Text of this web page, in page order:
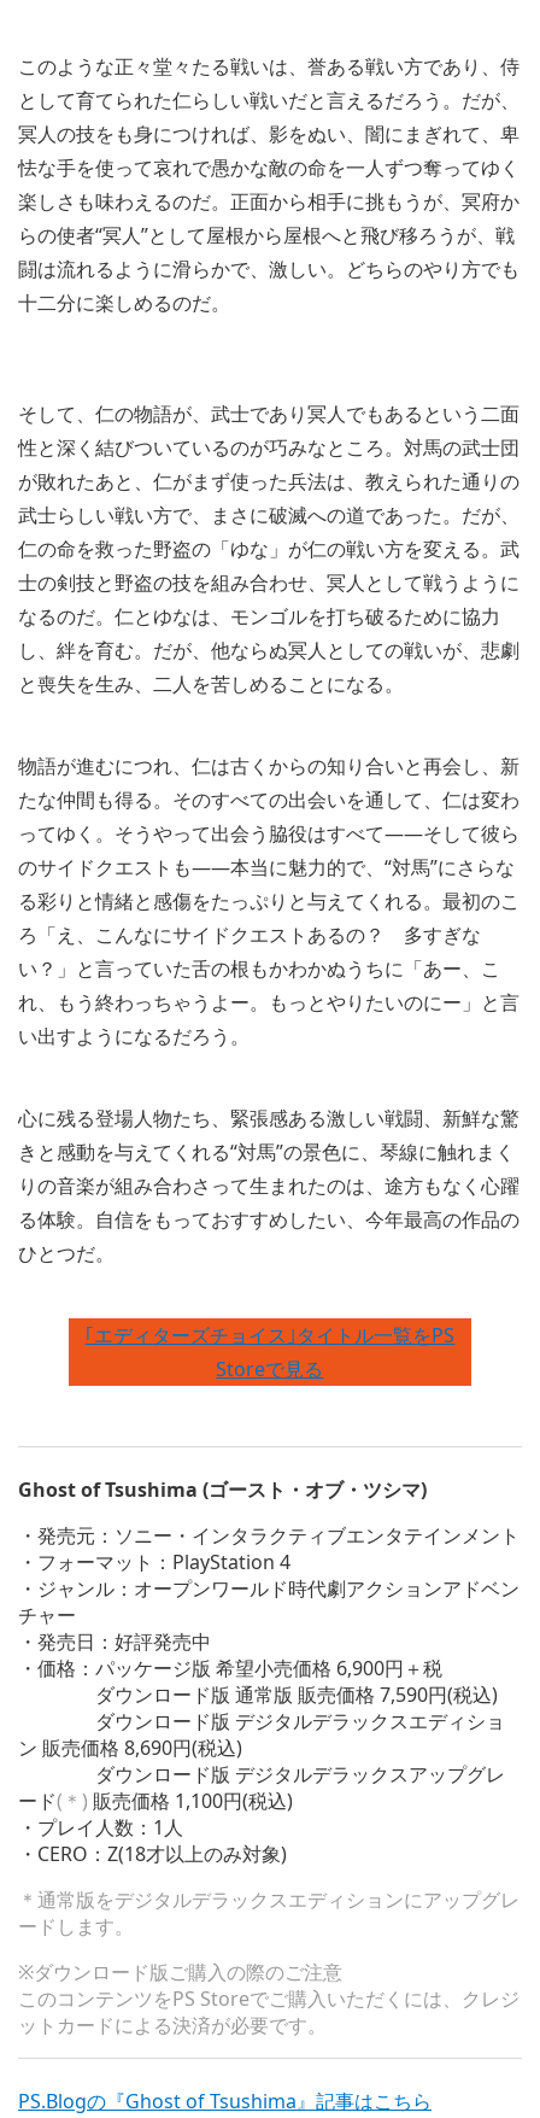
このような正々堂々たる戦いは、誉ある戦い方であり、侍
として育てられた仁らしい戦いだと言えるだろう。だが、
冥人の技をも身につければ、影をぬい、闇にまぎれて、卑
怯な手を使って哀れで愚かな敵の命を一人ずつ奪ってゆく
楽しさも味わえるのだ。正面から相手に挑もうが、冥府か
らの使者“冥人”として屋根から屋根へと飛び移ろうが、戦
闘は流れるように滑らかで、激しい。どちらのやり方でも
十二分に楽しめるのだ。
そして、仁の物語が、武士であり冥人でもあるという二面
性と深く結びついているのが巧みなところ。対馬の武士団
が敗れたあと、仁がまず使った兵法は、教えられた通りの
武士らしい戦い方で、まさに破滅への道であった。だが、
仁の命を救った野盗の「ゆな」が仁の戦い方を変える。武
士の剣技と野盗の技を組み合わせ、冥人として戦うように
なるのだ。仁とゆなは、モンゴルを打ち破るために協力
し、絆を育む。だが、他ならぬ冥人としての戦いが、悲劇
と喪失を生み、二人を苦しめることになる。
物語が進むにつれ、仁は古くからの知り合いと再会し、新
たな仲間も得る。そのすべての出会いを通して、仁は変わ
ってゆく。そうやって出会う脇役はすべて――そして彼ら
のサイドクエストも――本当に魅力的で、“対馬”にさらな
る彩りと情緒と感傷をたっぷりと与えてくれる。最初のこ
ろ「え、こんなにサイドクエストあるの？ 多すぎな
い？」と言っていた舌の根もかわかぬうちに「あー、こ
れ、もう終わっちゃうよー。もっとやりたいのにー」と言
い出すようになるだろう。
心に残る登場人物たち、緊張感ある激しい戦闘、新鮮な驚
きと感動を与えてくれる“対馬”の景色に、琴線に触れまく
りの音楽が組み合わさって生まれたのは、途方もなく心躍
る体験。自信をもっておすすめしたい、今年最高の作品の
ひとつだ。
｢エディターズチョイス｣タイトル一覧をPS
Storeで見る
Ghost of Tsushima (ゴースト・オブ・ツシマ)
・発売元：ソニー・インタラクティブエンタテインメント
・フォーマット：PlayStation 4
・ジャンル：オープンワールド時代劇アクションアドベン
チャー
・発売日：好評発売中
・価格：パッケージ版 希望小売価格 6,900円＋税
ダウンロード版 通常版 販売価格 7,590円(税込)
ダウンロード版 デジタルデラックスエディショ
ン 販売価格 8,690円(税込)
ダウンロード版 デジタルデラックスアップグレ
ード(＊) 販売価格 1,100円(税込)
・プレイ人数：1人
・CERO：Z(18才以上のみ対象)
＊通常版をデジタルデラックスエディションにアップグレ
ードします。
※ダウンロード版ご購入の際のご注意
このコンテンツをPS Storeでご購入いただくには、クレジ
ットカードによる決済が必要です。
PS.Blogの『Ghost of Tsushima』記事はこちら